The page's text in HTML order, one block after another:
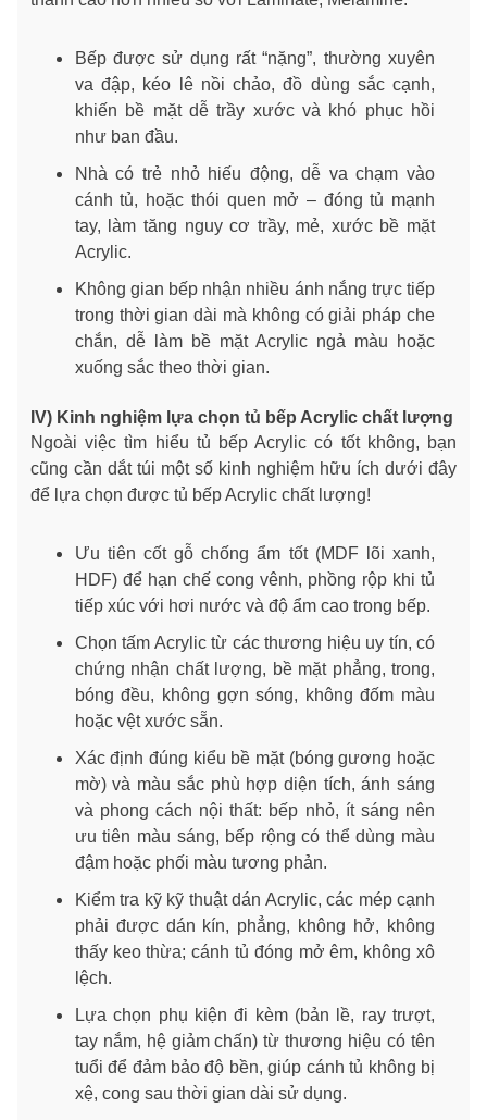
Bếp được sử dụng rất “nặng”, thường xuyên
va đập, kéo lê nồi chảo, đồ dùng sắc cạnh,
khiến bề mặt dễ trầy xước và khó phục hồi
như ban đầu.
Nhà có trẻ nhỏ hiếu động, dễ va chạm vào
cánh tủ, hoặc thói quen mở – đóng tủ mạnh
tay, làm tăng nguy cơ trầy, mẻ, xước bề mặt
Acrylic.
Không gian bếp nhận nhiều ánh nắng trực tiếp
trong thời gian dài mà không có giải pháp che
chắn, dễ làm bề mặt Acrylic ngả màu hoặc
xuống sắc theo thời gian.
IV) Kinh nghiệm lựa chọn tủ bếp Acrylic chất lượng
Ngoài việc tìm hiểu tủ bếp Acrylic có tốt không, bạn
cũng cần dắt túi một số kinh nghiệm hữu ích dưới đây
để lựa chọn được tủ bếp Acrylic chất lượng!
Ưu tiên cốt gỗ chống ẩm tốt (MDF lõi xanh,
HDF) để hạn chế cong vênh, phồng rộp khi tủ
tiếp xúc với hơi nước và độ ẩm cao trong bếp.
Chọn tấm Acrylic từ các thương hiệu uy tín, có
chứng nhận chất lượng, bề mặt phẳng, trong,
bóng đều, không gợn sóng, không đốm màu
hoặc vệt xước sẵn.
Xác định đúng kiểu bề mặt (bóng gương hoặc
mờ) và màu sắc phù hợp diện tích, ánh sáng
và phong cách nội thất: bếp nhỏ, ít sáng nên
ưu tiên màu sáng, bếp rộng có thể dùng màu
đậm hoặc phối màu tương phản.
Kiểm tra kỹ kỹ thuật dán Acrylic, các mép cạnh
phải được dán kín, phẳng, không hở, không
thấy keo thừa; cánh tủ đóng mở êm, không xô
lệch.
Lựa chọn phụ kiện đi kèm (bản lề, ray trượt,
tay nắm, hệ giảm chấn) từ thương hiệu có tên
tuổi để đảm bảo độ bền, giúp cánh tủ không bị
xệ, cong sau thời gian dài sử dụng.